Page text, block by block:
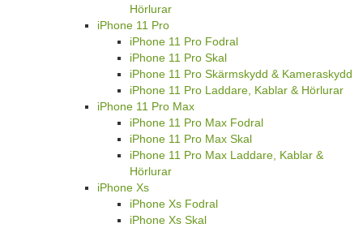
Hörlurar
iPhone 11 Pro
iPhone 11 Pro Fodral
iPhone 11 Pro Skal
iPhone 11 Pro Skärmskydd & Kameraskydd
iPhone 11 Pro Laddare, Kablar & Hörlurar
iPhone 11 Pro Max
iPhone 11 Pro Max Fodral
iPhone 11 Pro Max Skal
iPhone 11 Pro Max Laddare, Kablar &
Hörlurar
iPhone Xs
iPhone Xs Fodral
iPhone Xs Skal